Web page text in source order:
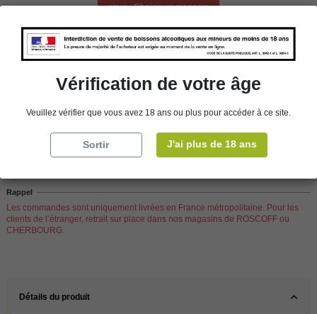
store Choisir un magasin
Disponibilité en magasin
WBS Cherbourg
Rappel
Les commandes sont uniquement livrées en France métropolitaine. Pour les
clients de l’étranger, retrait sur place dans nos magasins de ROSCOFF ou
CHERBOURG.
Détails du produit
Vérification de votre âge
Veuillez vérifier que vous avez 18 ans ou plus pour accéder à ce site.
Sortir J'ai plus de 18 ans